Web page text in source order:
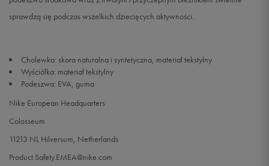
33 20,5 cm Powiadom o dostępności
34 21,5 cm Powiadom o dostępności
35 22 cm
sprawdzą się podczas wszelkich dziecięcych aktywności.
Cholewka: skora naturalna i syntetyczna, materiał tekstylny
Wyściółka: materiał tekstylny
Podeszwa: EVA, guma
Nike European Headquarters
Colosseum
11213 NL Hilversum, Netherlands
Product.Safety.EMEA@nike.com